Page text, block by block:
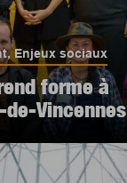
, Enjeux sociaux
forme à
Vincennes